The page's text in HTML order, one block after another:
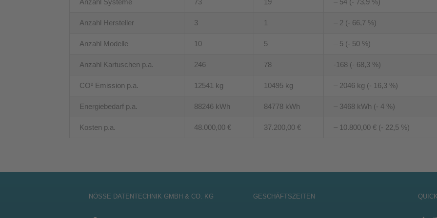
Anzahl Hersteller 3 1 – 2 (- 66,7 %)
Anzahl Modelle 10 5 – 5 (- 50 %)
Anzahl Kartuschen p.a. 246 78 -168 (- 68,3 %)
CO² Emission p.a. 12541 kg 10495 kg – 2046 kg (- 16,3 %)
Energiebedarf p.a. 88246 kWh 84778 kWh – 3468 kWh (- 4 %)
Kosten p.a. 48.000,00 € 37.200,00 € – 10.800,00 € (- 22,5 %)
NÖSSE DATENTECHNIK GMBH & CO. KG GESCHÄFTSZEITEN